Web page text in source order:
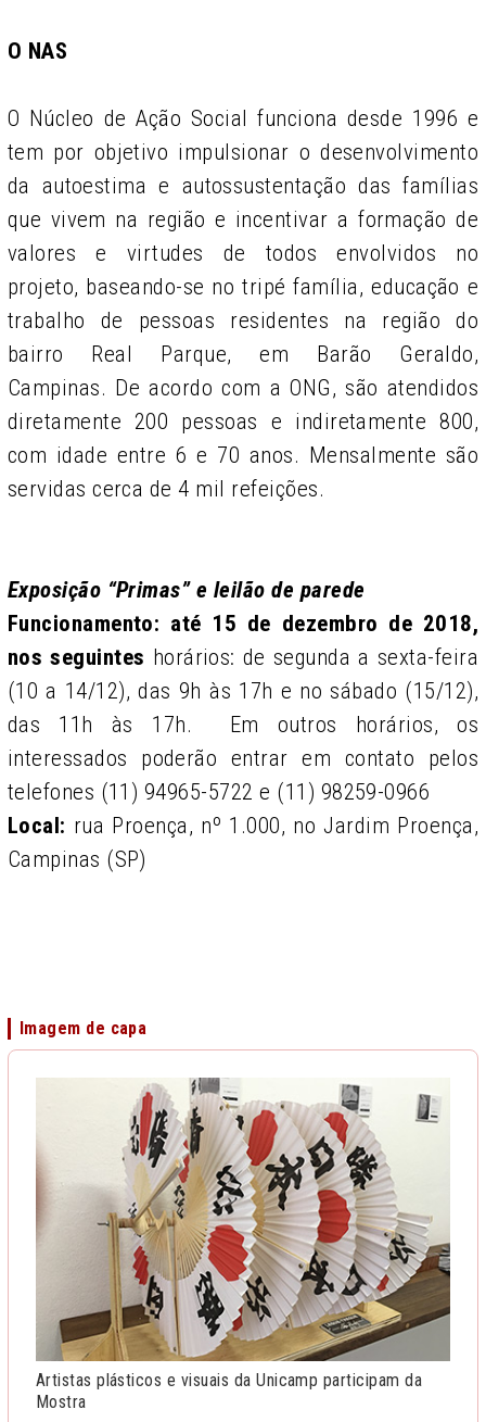
O NAS
O Núcleo de Ação Social funciona desde 1996 e
tem por objetivo impulsionar o desenvolvimento
da autoestima e autossustentação das famílias
que vivem na região e incentivar a formação de
valores e virtudes de todos envolvidos no
projeto, baseando-se no tripé família, educação e
trabalho de pessoas residentes na região do
bairro Real Parque, em Barão Geraldo,
Campinas. De acordo com a ONG, são atendidos
diretamente 200 pessoas e indiretamente 800,
com idade entre 6 e 70 anos. Mensalmente são
servidas cerca de 4 mil refeições.
Exposição “Primas” e leilão de parede
Funcionamento: até 15 de dezembro de 2018,
nos seguintes horários: de segunda a sexta-feira
(10 a 14/12), das 9h às 17h e no sábado (15/12),
das 11h às 17h. Em outros horários, os
interessados poderão entrar em contato pelos
telefones (11) 94965-5722 e (11) 98259-0966
Local: rua Proença, nº 1.000, no Jardim Proença,
Campinas (SP)
Imagem de capa
Artistas plásticos e visuais da Unicamp participam da
Mostra